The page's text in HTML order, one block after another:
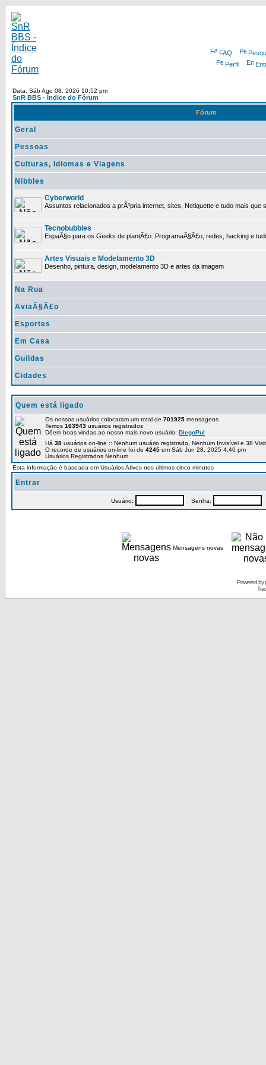
FAQ
Perfil
Data: Sáb Ago 08, 2026 10:52 pm
SnR BBS - Índice do Fórum
Fórum
Geral
Pessoas
Culturas, Idiomas e Viagens
Nibbles
Cyberworld
Assuntos relacionados a prÃ³pria internet, sites, Netiquette e tudo mais que
Tecnobubbles
EspaÃ§o para os Geeks de plantÃ£o. ProgramaÃ§Ã£o, redes, hacking e
Artes Visuais e Modelamento 3D
Desenho, pintura, design, modelamento 3D e artes da imagem
Na Rua
AviaÃ§Ã£o
Esportes
Em Casa
Guildas
Cidades
Quem está ligado
Os nossos usuários colocaram um total de 701925 mensagens
Temos 163943 usuários registrados
Dêem boas vindas ao nosso mais novo usuário: DiegoPul
Há 38 usuários on-line :: Nenhum usuário registrado, Nenhum Invisível e 38
O recorde de usuários on-line foi de 4245 em Sáb Jun 28, 2025 4:40 pm
Usuários Registrados Nenhum
Esta informação é baseada em Usuários Ativos nos últimos cinco minutos
Entrar
Usuário: Senha:
Mensagens novas
Powered by